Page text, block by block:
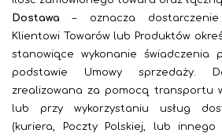
Dostawa – oznacza
Klientowi Towarów lub Produktów
stanowiące wykonanie świadczenia
podstawie Umowy sprzedaży.
zrealizowana za pomocą transportu
lub przy wykorzystaniu usług
(kuriera, Poczty Polskiej, lub innego